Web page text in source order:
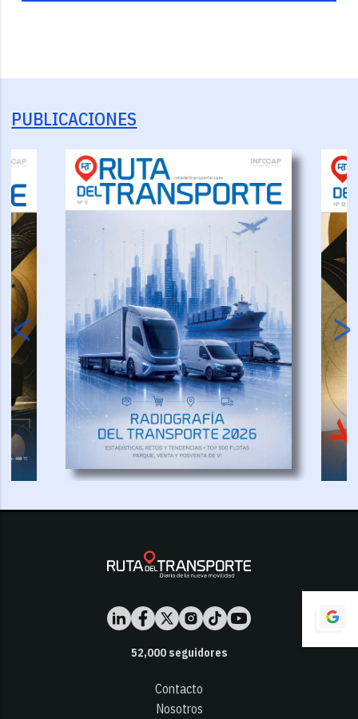
PUBLICACIONES
52,000seguidores
Contacto
Nosotros